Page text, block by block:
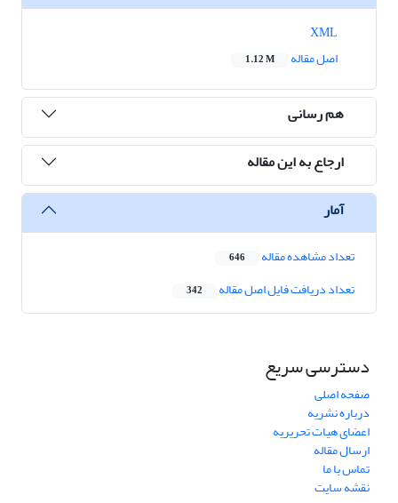
اصل مقاله
1.12 M
هم رسانی
ارجاع به این مقاله
آمار
تعداد مشاهده مقاله 646
تعداد دریافت فایل اصل مقاله 342
دسترسی سریع
صفحه اصلی
درباره نشریه
اعضای هیات تحریریه
ارسال مقاله
تماس با ما
نقشه سایت